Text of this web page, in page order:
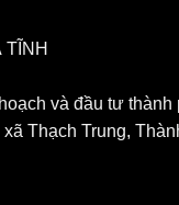
TĨNH
và đầu tư thành
Thạch Trung,